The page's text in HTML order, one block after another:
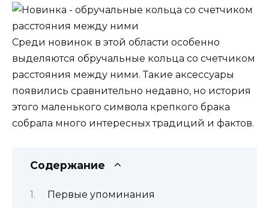
Среди новинок в этой области особенно
выделяются обручальные кольца со счетчиком
расстояния между ними. Такие аксессуары
появились сравнительно недавно, но история
этого маленького символа крепкого брака
собрала много интересных традиций и фактов.
Содержание
Первые упоминания